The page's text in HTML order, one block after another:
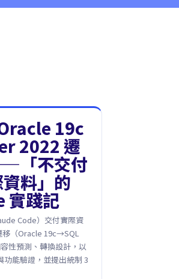
19c
2022 遷
「不交付
料」的
實踐記
Code）交付實際資
移（Oracle 19c→SQL
性預測、轉換設計，以
能驗證，並提出統制 3